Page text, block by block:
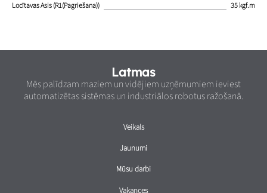
Locītavas Asis (R1(Pagriešana))
35 kgf.m
Latmas
Mēs palīdzam maziem un vidējiem uzņēmumiem ieviest
automatizētas sistēmas un industriālos robotus ražošanā.
Veikals
Jaunumi
Mūsu darbi
Vakances